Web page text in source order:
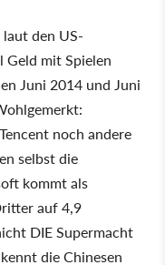
den US-
mit Spielen
Juni 2014 und Juni
noch andere
selbst die
kommt als
auf 4,9
DIE Supermacht
die Chinesen